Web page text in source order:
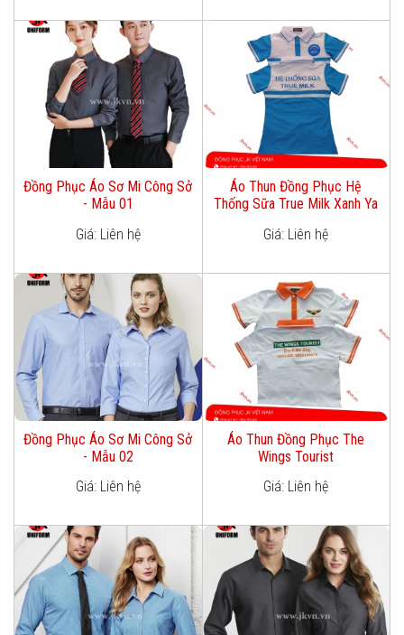
Đồng Phục Áo Sơ Mi Công Sở
- Mẫu 01
Giá: Liên hệ
Áo Thun Đồng Phục Hệ
Thống Sữa True Milk Xanh Ya
Giá: Liên hệ
Đồng Phục Áo Sơ Mi Công Sở
- Mẫu 02
Giá: Liên hệ
Áo Thun Đồng Phục The
Wings Tourist
Giá: Liên hệ